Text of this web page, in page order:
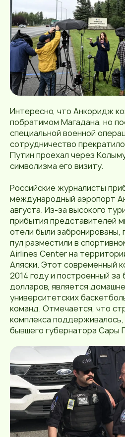
Интересно, что Анкоридж
побратимом Магадана, но
специальной военной
сотрудничество
Путин проехал через
символизма его визиту.
Российские журналисты
международный аэропорт
августа. Из-за высокого
прибытия представителей
отели были забронированы,
пул разместили в
Airlines Center на
Аляски. Этот современный
2014 году и построенный за
долларов, является
университетских
команд. Отмечается, что
комплекса
бывшего губернатора Сары